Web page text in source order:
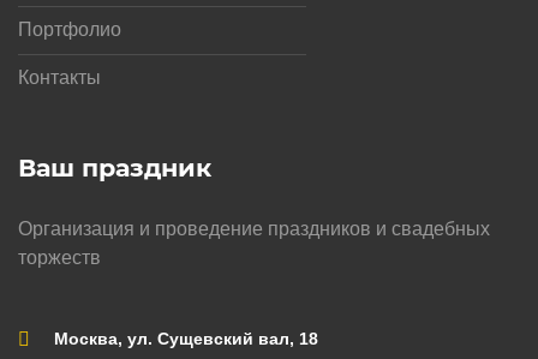
Ваш праздник
Организация и проведение праздников и свадебных
торжеств
Москва, ул. Сущевский вал, 18
Портфолио
Контакты